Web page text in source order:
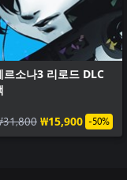
르소나3 리로드 DLC
₩15,900 -50%